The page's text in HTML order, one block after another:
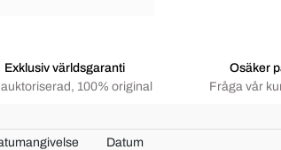
Exklusiv världsgaranti
100% original
Osäker
Fråga vår
Datum